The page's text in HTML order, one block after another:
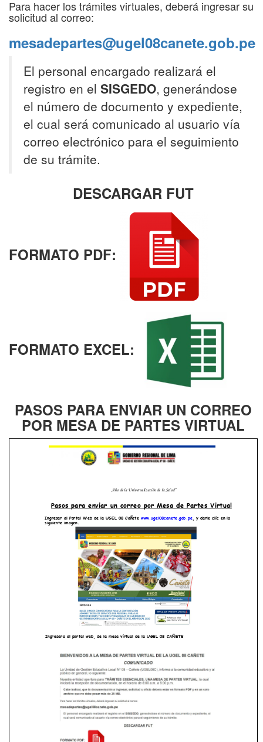
Para hacer los trámites virtuales, deberá ingresar su
solicitud al correo:
mesadepartes@ugel08canete.gob.pe
El personal encargado realizará el
registro en el SISGEDO, generándose
el número de documento y expediente,
el cual será comunicado al usuario vía
correo electrónico para el seguimiento
de su trámite.
DESCARGAR FUT
FORMATO PDF:
FORMATO EXCEL:
PASOS PARA ENVIAR UN CORREO
POR MESA DE PARTES VIRTUAL